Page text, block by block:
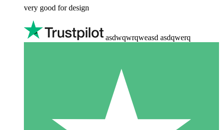
very good for design
asdwqwrqweasd asdqwerq